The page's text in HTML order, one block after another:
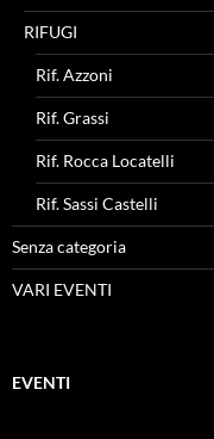
RIFUGI
Rif. Azzoni
Rif. Grassi
Rif. Rocca Locatelli
Rif. Sassi Castelli
Senza categoria
VARI EVENTI
EVENTI